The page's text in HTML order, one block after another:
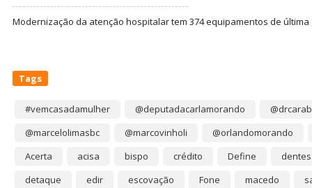
Modernização da atenção hospitalar tem 374 equipamentos de última
Tags
#vemcasadamulher @deputadacarlamorando
@marcelolimasbc
@marcovinholi
@orlandomorando
Acerta
acisa bispo crédito Define
dentes
detaque
edir escovação Fone macedo